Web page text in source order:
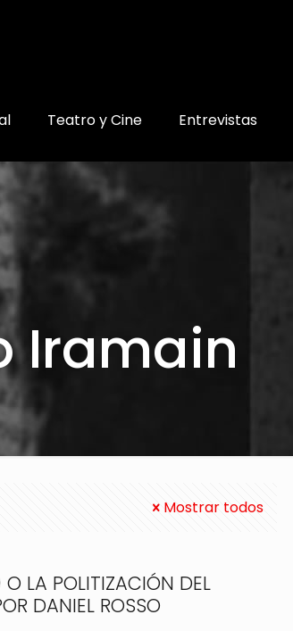
Teatro y Cine Entrevistas
Iramain
Mostrar todos
O LA POLITIZACIÓN DEL
DANIEL ROSSO